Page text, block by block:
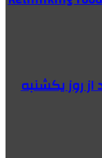
از روز یکشنبه